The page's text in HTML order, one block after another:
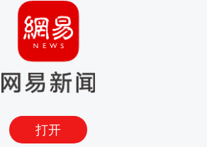
打开